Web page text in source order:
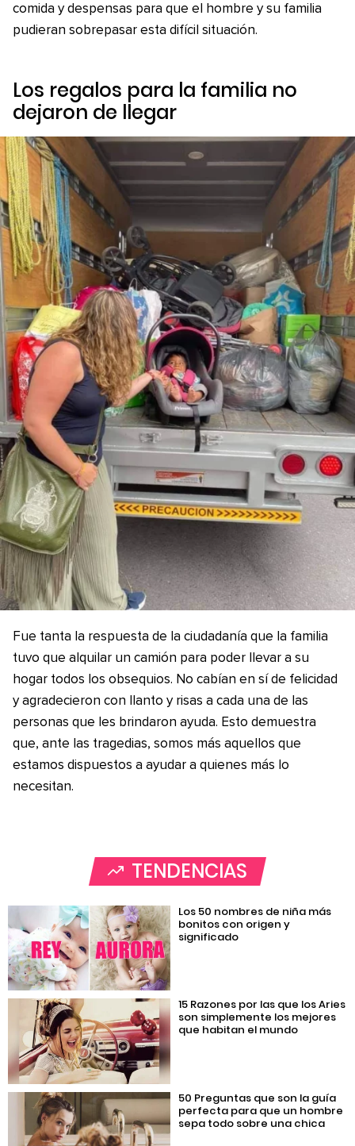
comida y despensas para que el hombre y su familia
pudieran sobrepasar esta difícil situación.
Los regalos para la familia no
dejaron de llegar
Fue tanta la respuesta de la ciudadanía que la familia
tuvo que alquilar un camión para poder llevar a su
hogar todos los obsequios. No cabían en sí de felicidad
y agradecieron con llanto y risas a cada una de las
personas que les brindaron ayuda. Esto demuestra
que, ante las tragedias, somos más aquellos que
estamos dispuestos a ayudar a quienes más lo
necesitan.
TENDENCIAS
Los 50 nombres de niña más
bonitos con origen y
significado
15 Razones por las que los Aries
son simplemente los mejores
que habitan el mundo
50 Preguntas que son la guía
perfecta para que un hombre
sepa todo sobre una chica